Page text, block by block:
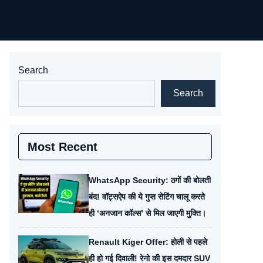
Search
Search
Most Recent
WhatsApp Security: ठगों की बोलती
बंद! वॉट्सऐप की ये गुप्त सेटिंग चालू करते
ही ‘अनजान कॉल्स’ से मिल जाएगी मुक्ति।
Renault Kiger Offer: होली से पहले
ही हो गई दिवाली! रेनो की इस दमदार SUV